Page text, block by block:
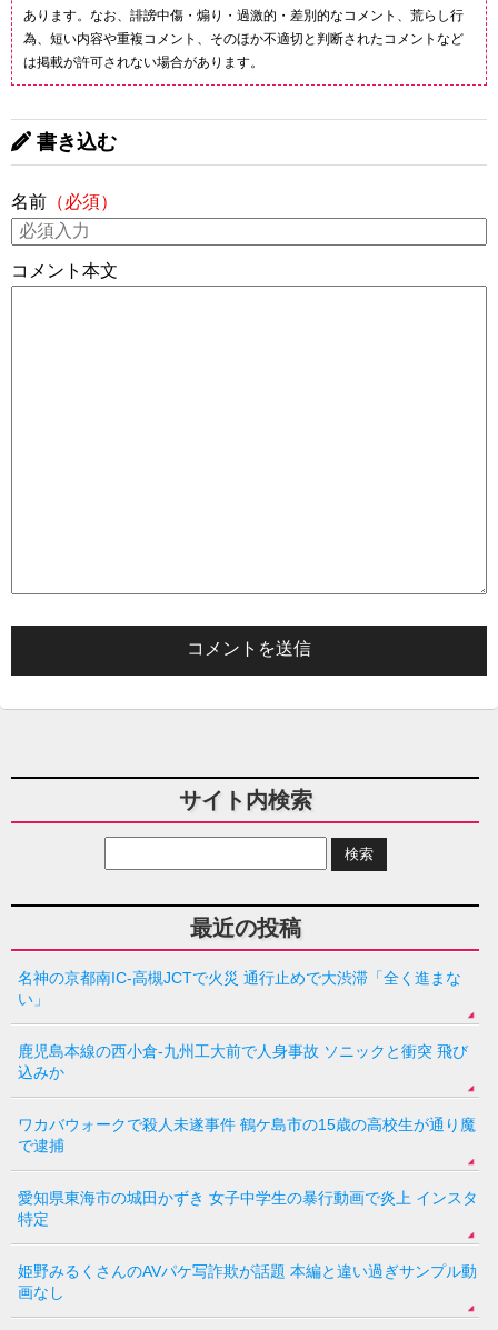
あります。なお、誹謗中傷・煽り・過激的・差別的なコメント、荒らし行
為、短い内容や重複コメント、そのほか不適切と判断されたコメントなど
は掲載が許可されない場合があります。
書き込む
名前 （必須）
コメント本文
サイト内検索
最近の投稿
名神の京都南IC-高槻JCTで火災 通行止めで大渋滞「全く進まな
い」
鹿児島本線の西小倉-九州工大前で人身事故 ソニックと衝突 飛び
込みか
ワカバウォークで殺人未遂事件 鶴ケ島市の15歳の高校生が通り魔
で逮捕
愛知県東海市の城田かずき 女子中学生の暴行動画で炎上 インスタ
特定
姫野みるくさんのAVパケ写詐欺が話題 本編と違い過ぎサンプル動
画なし